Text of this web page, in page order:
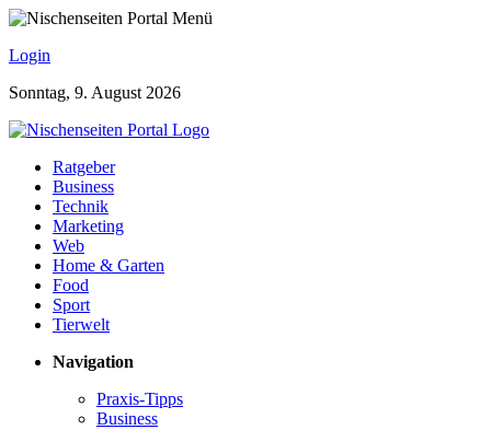
Login
Sonntag, 9. August 2026
Ratgeber
Business
Technik
Marketing
Web
Home & Garten
Food
Sport
Tierwelt
Navigation
Praxis-Tipps
Business